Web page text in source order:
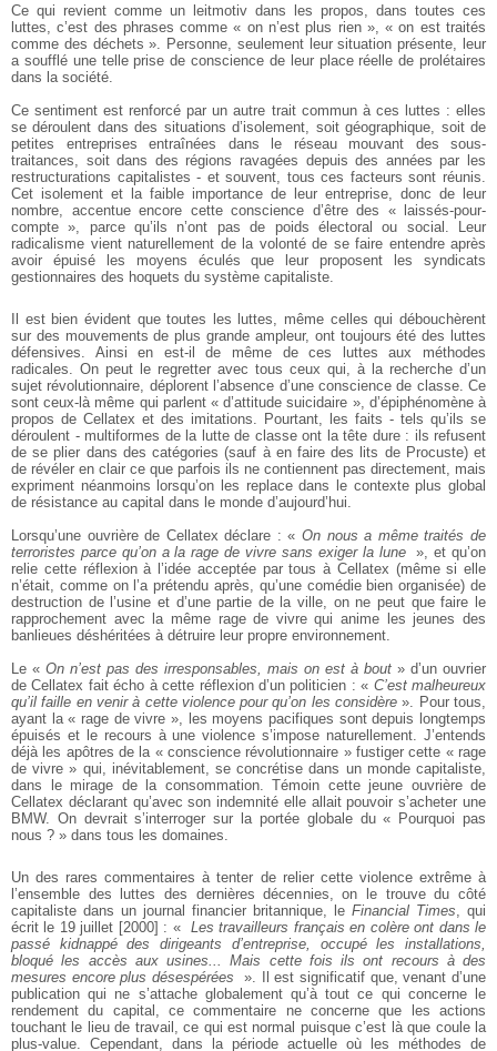
Ce qui revient comme un leitmotiv dans les propos, dans toutes ces
luttes, c’est des phrases comme « on n’est plus rien », « on est traités
comme des déchets ». Personne, seulement leur situation présente, leur
a soufflé une telle prise de conscience de leur place réelle de prolétaires
dans la société.
Ce sentiment est renforcé par un autre trait commun à ces luttes : elles
se déroulent dans des situations d’isolement, soit géographique, soit de
petites entreprises entraînées dans le réseau mouvant des sous-
traitances, soit dans des régions ravagées depuis des années par les
restructurations capitalistes - et souvent, tous ces facteurs sont réunis.
Cet isolement et la faible importance de leur entreprise, donc de leur
nombre, accentue encore cette conscience d’être des « laissés-pour-
compte », parce qu’ils n’ont pas de poids électoral ou social. Leur
radicalisme vient naturellement de la volonté de se faire entendre après
avoir épuisé les moyens éculés que leur proposent les syndicats
gestionnaires des hoquets du système capitaliste.
Il est bien évident que toutes les luttes, même celles qui débouchèrent
sur des mouvements de plus grande ampleur, ont toujours été des luttes
défensives. Ainsi en est-il de même de ces luttes aux méthodes
radicales. On peut le regretter avec tous ceux qui, à la recherche d’un
sujet révolutionnaire, déplorent l’absence d’une conscience de classe. Ce
sont ceux-là même qui parlent « d’attitude suicidaire », d’épiphénomène à
propos de Cellatex et des imitations. Pourtant, les faits - tels qu’ils se
déroulent - multiformes de la lutte de classe ont la tête dure : ils refusent
de se plier dans des catégories (sauf à en faire des lits de Procuste) et
de révéler en clair ce que parfois ils ne contiennent pas directement, mais
expriment néanmoins lorsqu’on les replace dans le contexte plus global
de résistance au capital dans le monde d’aujourd’hui.
Lorsqu’une ouvrière de Cellatex déclare : «On nous a même traités de
terroristes parce qu’on a la rage de vivre sans exiger la lune », et qu’on
relie cette réflexion à l’idée acceptée par tous à Cellatex (même si elle
n’était, comme on l’a prétendu après, qu’une comédie bien organisée) de
destruction de l’usine et d’une partie de la ville, on ne peut que faire le
rapprochement avec la même rage de vivre qui anime les jeunes des
banlieues déshéritées à détruire leur propre environnement.
Le « On n’est pas des irresponsables, mais on est à bout » d’un ouvrier
de Cellatex fait écho à cette réflexion d’un politicien : « C’est malheureux
qu’il faille en venir à cette violence pour qu’on les considère ». Pour tous,
ayant la « rage de vivre », les moyens pacifiques sont depuis longtemps
épuisés et le recours à une violence s’impose naturellement. J’entends
déjà les apôtres de la « conscience révolutionnaire » fustiger cette « rage
de vivre » qui, inévitablement, se concrétise dans un monde capitaliste,
dans le mirage de la consommation. Témoin cette jeune ouvrière de
Cellatex déclarant qu’avec son indemnité elle allait pouvoir s’acheter une
BMW. On devrait s’interroger sur la portée globale du « Pourquoi pas
nous ? » dans tous les domaines.
Un des rares commentaires à tenter de relier cette violence extrême à
l’ensemble des luttes des dernières décennies, on le trouve du côté
capitaliste dans un journal financier britannique, le Financial Times , qui
écrit le 19 juillet [2000] : « Les travailleurs français en colère ont dans le
passé kidnappé des dirigeants d’entreprise, occupé les installations,
bloqué les accès aux usines... Mais cette fois ils ont recours à des
mesures encore plus désespérées
». Il est significatif que, venant d’une
publication qui ne s’attache globalement qu’à tout ce qui concerne le
rendement du capital, ce commentaire ne concerne que les actions
touchant le lieu de travail, ce qui est normal puisque c’est là que coule la
plus-value. Cependant, dans la période actuelle où les méthodes de